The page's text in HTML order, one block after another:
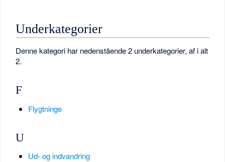
Underkategorier
Denne kategori har nedenstående 2 underkategorier, af i alt
2.
F
Flygtninge
U
Ud- og indvandring